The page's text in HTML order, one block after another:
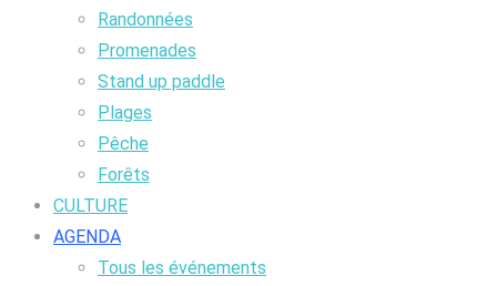
Randonnées
Promenades
Stand up paddle
Plages
Pêche
Forêts
CULTURE
AGENDA
Tous les événements